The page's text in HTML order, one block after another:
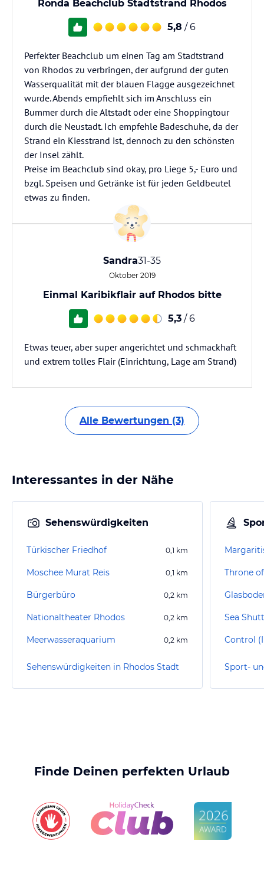
Ronda Beachclub Stadtstrand Rhodos
5,8 / 6
Perfekter Beachclub um einen Tag am Stadtstrand
von Rhodos zu verbringen, der aufgrund der guten
Wasserqualität mit der blauen Flagge ausgezeichnet
wurde. Abends empfiehlt sich im Anschluss ein
Bummer durch die Altstadt oder eine Shoppingtour
durch die Neustadt. Ich empfehle Badeschuhe, da der
Strand ein Kiesstrand ist, dennoch zu den schönsten
der Insel zählt.
Preise im Beachclub sind okay, pro Liege 5,- Euro und
bzgl. Speisen und Getränke ist für jeden Geldbeutel
etwas zu finden.
Sandra31-35
Oktober 2019
Einmal Karibikflair auf Rhodos bitte
5,3 / 6
Etwas teuer, aber super angerichtet und schmackhaft
und extrem tolles Flair (Einrichtung, Lage am Strand)
Alle Bewertungen (3)
Interessantes in der Nähe
Sehenswürdigkeiten
Türkischer Friedhof 0,1 km
Moschee Murat Reis 0,1 km
Bürgerbüro 0,2 km
Nationaltheater Rhodos 0,2 km
Meerwasseraquarium 0,2 km
Sehenswürdigkeiten in Rhodos Stadt
Throne
Sea
Control
Finde Deinen perfekten Urlaub